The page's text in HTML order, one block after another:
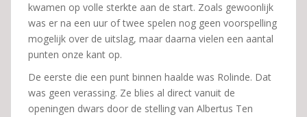
kwamen op volle sterkte aan de start. Zoals gewoonlijk
was er na een uur of twee spelen nog geen voorspelling
mogelijk over de uitslag, maar daarna vielen een aantal
punten onze kant op.
De eerste die een punt binnen haalde was Rolinde. Dat
was geen verassing. Ze blies al direct vanuit de
openingen dwars door de stelling van Albertus Ten